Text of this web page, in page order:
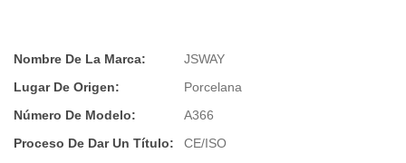
Nombre De La Marca:
JSWAY
Lugar De Origen:
Porcelana
Número De Modelo:
A366
Proceso De Dar Un Título:
CE/ISO